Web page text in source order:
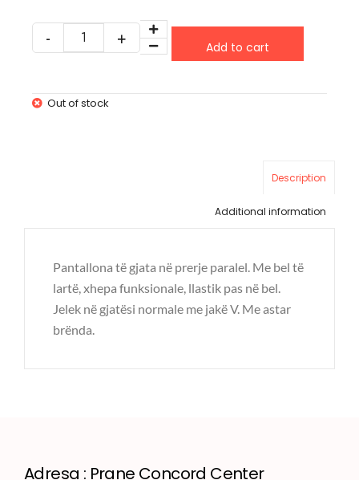
Add to cart
Out of stock
Description
Additional information
Pantallona të gjata në prerje paralel. Me bel të
lartë, xhepa funksionale, llastik pas në bel.
Jelek në gjatësi normale me jakë V. Me astar
brënda.
Adresa : Prane Concord Center